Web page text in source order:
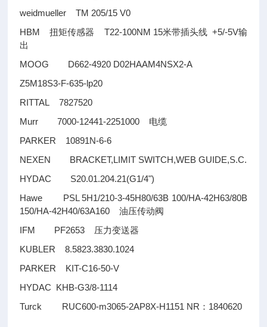
weidmueller TM 205/15 V0
HBM扭矩传感器 T22-100NM 15米带插头线+5/-5V输
出
MOOG D662-4920 D02HAAM4NSX2-A
Z5M18S3-F-635-lp20
RITTAL 7827520
Murr 7000-12441-2251000 电缆
PARKER 10891N-6-6
NEXEN BRACKET,LIMIT SWITCH,WEB GUIDE,S.C.
HYDAC S20.01.204.21(G1/4")
Hawe PSL 5H1/210-3-45H80/63B 100/HA-42H63/80B
150/HA-42H40/63A160油压传动阀
IFM PF2653 压力变送器
KUBLER 8.5823.3830.1024
PARKER KIT-C16-50-V
HYDAC KHB-G3/8-1114
Turck RUC600-m3065-2AP8X-H1151 NR ： 1840620